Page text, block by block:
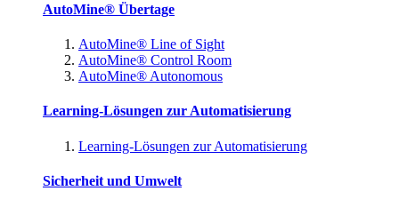
AutoMine® Übertage
AutoMine® Line of Sight
AutoMine® Control Room
AutoMine® Autonomous
Learning-Lösungen zur Automatisierung
Learning-Lösungen zur Automatisierung
Sicherheit und Umwelt